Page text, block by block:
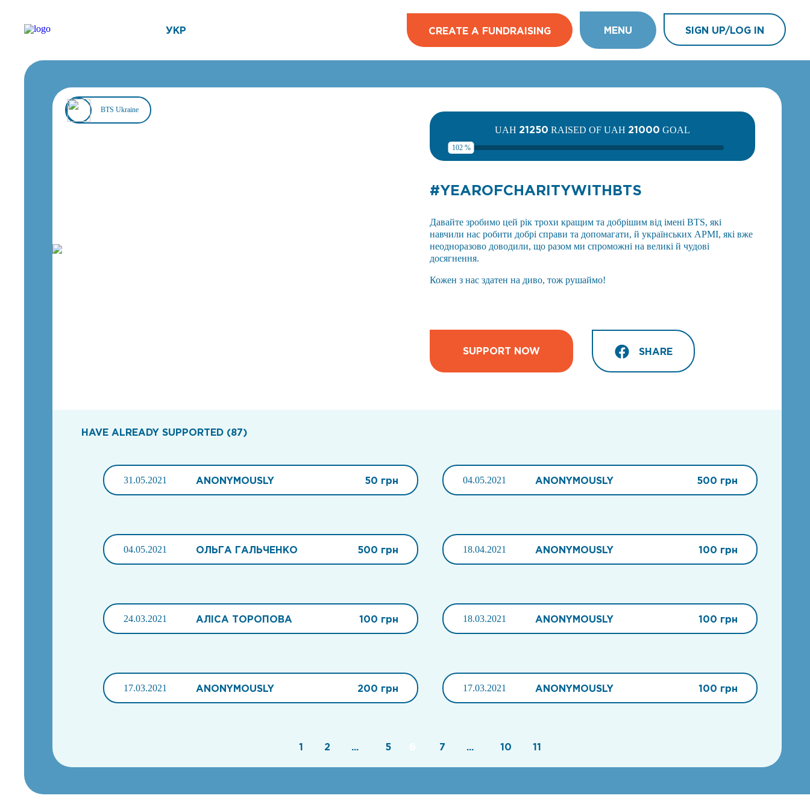
УКР CREATE A FUNDRAISING MENU SIGN UP/LOG IN
BTS Ukraine
UAH 21250 RAISED OF UAH 21000 GOAL
102 %
#YEAROFСHARITYWITHBTS
Давайте зробимо цей рік трохи кращим та добрішим від імені BTS, які
навчили нас робити добрі справи та допомагати, й українських АРМІ, які вже
неодноразово доводили, що разом ми спроможні на великі й чудові
досягнення.
Кожен з нас здатен на диво, тож рушаймо!
SUPPORT NOW SHARE
HAVE ALREADY SUPPORTED (87)
31.05.2021 ANONYMOUSLY 50 грн 04.05.2021 ANONYMOUSLY 500 грн
04.05.2021 ОЛЬГА ГАЛЬЧЕНКО 500 грн 18.04.2021 ANONYMOUSLY 100 грн
24.03.2021 АЛІСА ТОРОПОВА 100 грн 18.03.2021 ANONYMOUSLY 100 грн
17.03.2021 ANONYMOUSLY 200 грн 17.03.2021 ANONYMOUSLY 100 грн
1 2 ... 5 7 ... 10 11